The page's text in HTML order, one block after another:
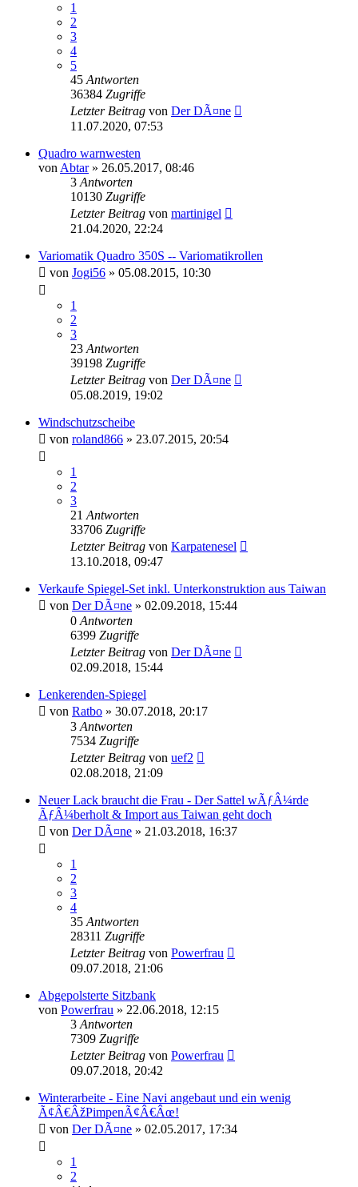
1
2
3
4
5
45 Antworten
36384 Zugriffe
Letzter Beitrag von Der DÃ¤ne
11.07.2020, 07:53
Quadro warnwesten
von Abtar» 26.05.2017, 08:46
3 Antworten
10130 Zugriffe
Letzter Beitrag von martinigel
21.04.2020, 22:24
Variomatik Quadro 350S -- Variomatikrollen
von Jogi56 » 05.08.2015, 10:30
1
2
3
23 Antworten
39198 Zugriffe
Letzter Beitrag von Der DÃ¤ne
05.08.2019, 19:02
Windschutzscheibe
von roland866 » 23.07.2015, 20:54
1
2
3
21 Antworten
33706 Zugriffe
Letzter Beitrag von Karpatenesel
13.10.2018, 09:47
Verkaufe Spiegel-Set inkl. Unterkonstruktion aus Taiwan
von Der DÃ¤ne » 02.09.2018, 15:44
0 Antworten
6399 Zugriffe
Letzter Beitrag von Der DÃ¤ne
02.09.2018, 15:44
Lenkerenden-Spiegel
von Ratbo » 30.07.2018, 20:17
3 Antworten
7534 Zugriffe
Letzter Beitrag von uef2
02.08.2018, 21:09
Neuer Lack braucht die Frau - Der Sattel wÃƒÂ¼rde
ÃƒÂ¼berholt & Import aus Taiwan geht doch
von Der DÃ¤ne » 21.03.2018, 16:37
1
2
3
4
35 Antworten
28311 Zugriffe
Letzter Beitrag von Powerfrau
09.07.2018, 21:06
Abgepolsterte Sitzbank
von Powerfrau » 22.06.2018, 12:15
3 Antworten
7309 Zugriffe
Letzter Beitrag von Powerfrau
09.07.2018, 20:42
Winterarbeite - Eine Navi angebaut und ein wenig
Ã¢Â€ÂžPimpenÃ¢Â€Âœ!
von Der DÃ¤ne » 02.05.2017, 17:34
1
2